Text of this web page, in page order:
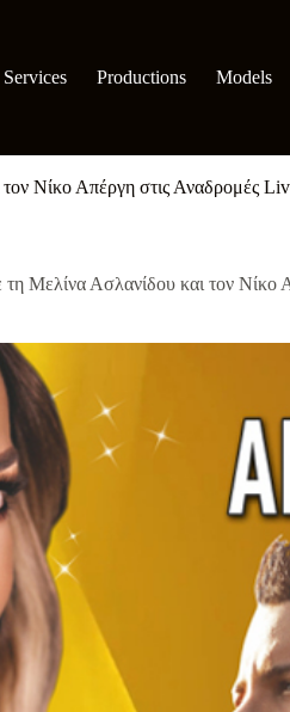
Services Productions Models
Νίκο Απέργη στις Αναδρομές
τη Μελίνα Ασλανίδου και τον Νίκο